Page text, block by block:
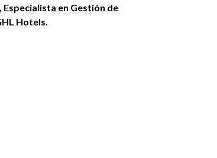
Especialista en Gestión de
Hotels.